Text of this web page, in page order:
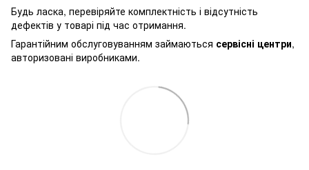
Будь ласка, перевіряйте комплектність і відсутність
дефектів у товарі під час отримання.
Гарантійним обслуговуванням займаються сервісні центри,
авторизовані виробниками.